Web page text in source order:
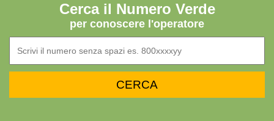
Cerca il Numero Verde
per conoscere l'operatore